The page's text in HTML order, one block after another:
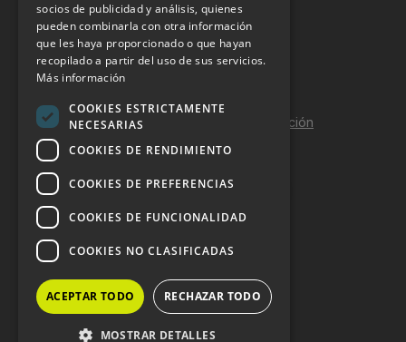
Aviso Legal
Política de Privacidad
Política de calidad y seguridad de la información
Contacto
DOSSIER Y CONTRATACIÓN
Dossier 2026 (ES)
Dossier 2026 (EN)
socios de publicidad y análisis, quienes
pueden combinarla con otra información
que les haya proporcionado o que hayan
recopilado a partir del uso de sus servicios.
Más información
COOKIES ESTRICTAMENTE
NECESARIAS
COOKIES DE RENDIMIENTO
COOKIES DE PREFERENCIAS
COOKIES DE FUNCIONALIDAD
COOKIES NO CLASIFICADAS
ACEPTAR TODO RECHAZAR TODO
MOSTRAR DETALLES